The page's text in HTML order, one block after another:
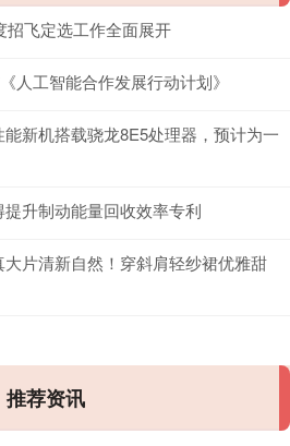
招飞定选工作全面展开
人工智能合作发展行动计划》
新机搭载骁龙8E5处理器，预计为一
升制动能量回收效率专利
片清新自然！穿斜肩轻纱裙优雅甜
推荐资讯